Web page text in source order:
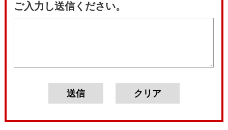
ご入力し送信ください。